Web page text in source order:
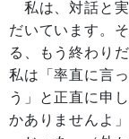
私は、対話と実
だいています。
る、もう終わり
私は「率直に言
う」と正直に申
かありませんよ